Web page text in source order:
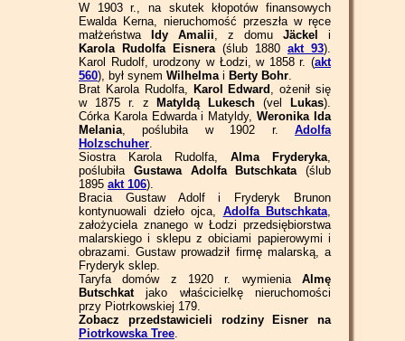
W 1903 r., na skutek kłopotów finansowych
Ewalda Kerna, nieruchomość przeszła w ręce
małżeństwa
Idy Amalii, z domu Jäckel
i
Karola Rudolfa Eisnera(ślub 1880 akt 93).
Karol Rudolf, urodzony w Łodzi, w 1858 r. (akt
560), był synem Wilhelmai Berty Bohr.
Brat Karola Rudolfa, Karol Edward , ożenił się
w 1875 r. z
Matyldą Lukesch (vel Lukas).
Córka Karola Edwarda i Matyldy,Weronika Ida
Melania, poślubiła w 1902 r. Adolfa
Holzschuher.
Siostra Karola Rudolfa, Alma Fryderyka,
poślubiła Gustawa Adolfa Butschkata(ślub
1895 akt 106).
Bracia Gustaw Adolf i Fryderyk Brunon
kontynuowali dzieło ojca, Adolfa Butschkata,
założyciela znanego w Łodzi przedsiębiorstwa
malarskiego i sklepu z obiciami papierowymi i
obrazami. Gustaw prowadził firmę malarską, a
Fryderyk sklep.
Taryfa domów z 1920 r. wymienia Almę
Butschkatjako właścicielkę nieruchomości
przy Piotrkowskiej 179.
Zobacz przedstawicieli rodziny Eisner na
Piotrkowska Tree.